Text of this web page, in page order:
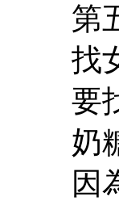
第
找
要
奶
因